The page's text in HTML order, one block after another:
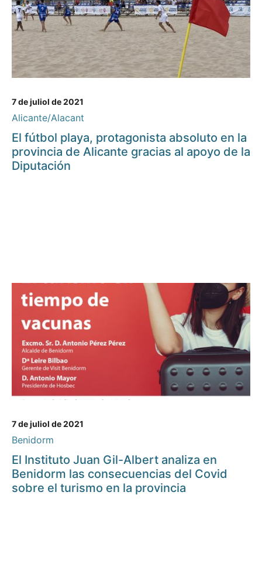
7 de juliol de 2021
Alicante/Alacant
El fútbol playa, protagonista absoluto en la
provincia de Alicante gracias al apoyo de la
Diputación
7 de juliol de 2021
Benidorm
El Instituto Juan Gil-Albert analiza en
Benidorm las consecuencias del Covid
sobre el turismo en la provincia